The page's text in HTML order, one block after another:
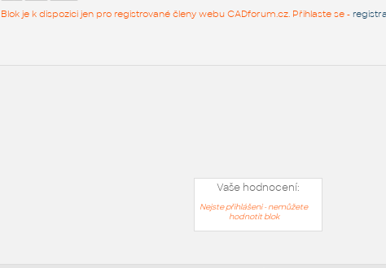
Blok je k dispozici jen pro registrované členy webu CADforum.cz. Přihlaste se -
Vaše hodnocení:
Nejste přihlášeni - nemůžete
hodnotit blok